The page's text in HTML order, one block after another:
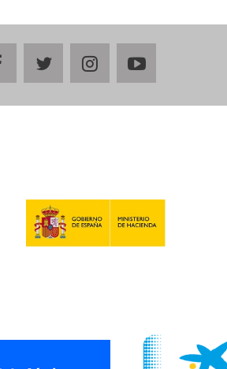
facebooktwitterinstagramyoutube